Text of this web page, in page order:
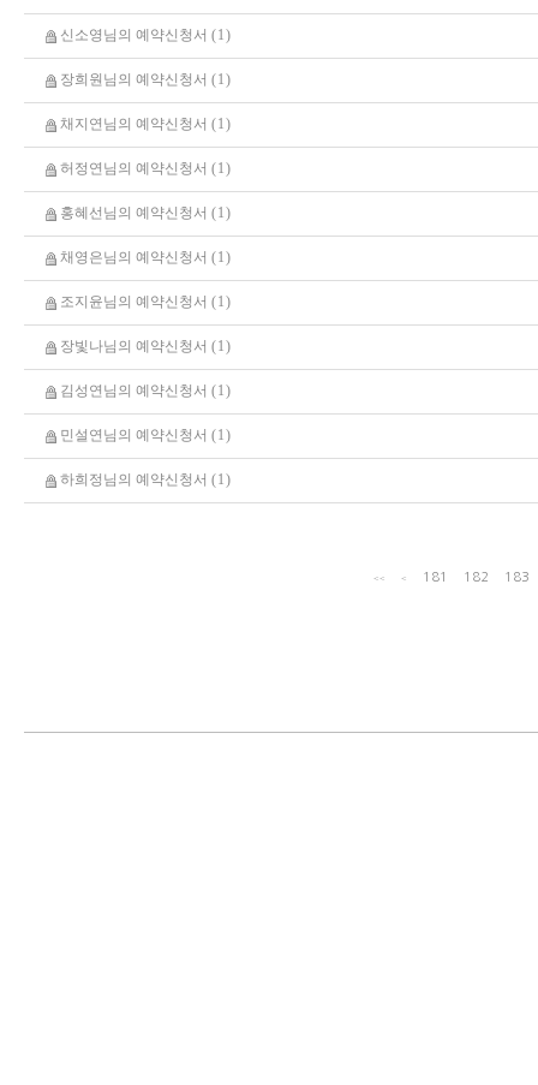
신소영님의 예약신청서 (1)
장희원님의 예약신청서 (1)
채지연님의 예약신청서 (1)
허정연님의 예약신청서 (1)
홍혜선님의 예약신청서 (1)
채영은님의 예약신청서 (1)
조지윤님의 예약신청서 (1)
장빛나님의 예약신청서 (1)
김성연님의 예약신청서 (1)
민설연님의 예약신청서 (1)
하희정님의 예약신청서 (1)
<< < 181 182 183